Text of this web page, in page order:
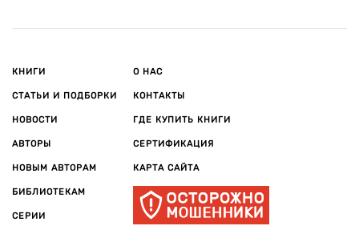
КНИГИ
СТАТЬИ И ПОДБОРКИ
НОВОСТИ
АВТОРЫ
НОВЫМ АВТОРАМ
БИБЛИОТЕКАМ
СЕРИИ
О НАС
КОНТАКТЫ
ГДЕ КУПИТЬ КНИГИ
СЕРТИФИКАЦИЯ
КАРТА САЙТА